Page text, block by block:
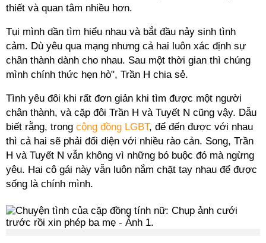
thiết và quan tâm nhiều hơn.
Tụi mình dần tìm hiểu nhau và bắt đầu nảy sinh tình
cảm. Dù yêu qua mạng nhưng cả hai luôn xác định sự
chân thành dành cho nhau. Sau một thời gian thì chúng
mình chính thức hẹn hò", Trần H chia sẻ.
Tình yêu đôi khi rất đơn giản khi tìm được một người
chân thành, và cặp đôi Trần H và Tuyết N cũng vậy. Dẫu
biết rằng, trong cộng đồng LGBT, để đến được với nhau
thì cả hai sẽ phải đối diện với nhiều rào cản. Song, Trần
H và Tuyết N vẫn không vì những bó buộc đó mà ngừng
yêu. Hai cô gái này vẫn luôn nắm chặt tay nhau để được
sống là chính mình.